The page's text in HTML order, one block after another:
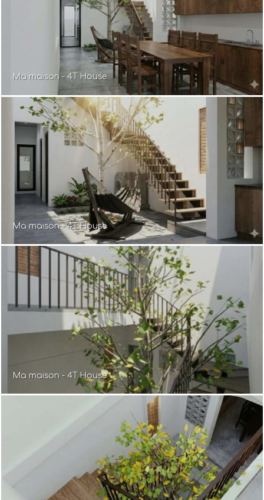
Ma maison - 4T House
Ma maison - 4T House
Ma maison - 4T House